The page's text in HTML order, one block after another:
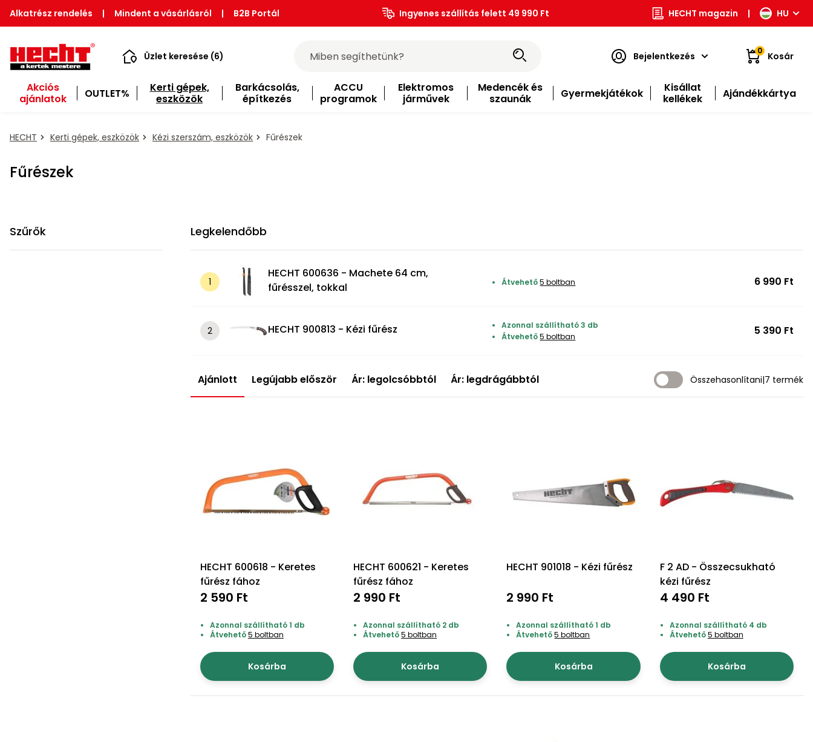
Alkatrész rendelés | Mindent a vásárlásról | B2B Portál Ingyenes szállítás felett 49 990 Ft HECHT magazin | HU
Üzlet keresése (6) Bejelentkezés 0 Kosár
Akciós
ajánlatok
OUTLET%
Kerti gépek,
eszközök
Barkácsolás,
építkezés
ACCU
programok
Elektromos
járművek
Medencék és
szaunák
Gyermekjátékok
Kisállat
kellékek
Ajándékkártya
HECHT Kerti gépek, eszközök Kézi szerszám, eszközök Fűrészek
Fűrészek
Legkelendőbb
HECHT 600636 - Machete 64 cm,
fűrésszel, tokkal
Átvehető5 boltban 6 990 Ft
HECHT 900813 - Kézi fűrész
Azonnal szállítható 3 db
Átvehető5 boltban 5 390 Ft
Szűrők
Ajánlott Legújabb először Ár: legolcsóbbtól Ár: legdrágábbtól Összehasonlítani|7 termék
HECHT 600618 - Keretes
fűrész fához
2 590 Ft
Azonnal szállítható 1 db
Átvehető5 boltban
Kosárba
HECHT 600621 - Keretes
fűrész fához
2 990 Ft
Azonnal szállítható 2 db
Átvehető5 boltban
Kosárba
HECHT 901018 - Kézi fűrész
2 990 Ft
Azonnal szállítható 1 db
Átvehető5 boltban
Kosárba
F 2 AD - Összecsukható
kézi fűrész
4 490 Ft
Azonnal szállítható 4 db
Átvehető5 boltban
Kosárba